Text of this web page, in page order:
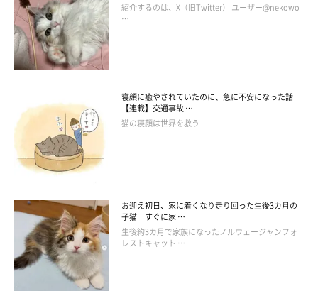
紹介するのは、X（旧Twitter） ユーザー@nekowo
…
寝顔に癒やされていたのに、急に不安になった話
【連載】交通事故 …
猫の寝顔は世界を救う
お迎え初日、家に着くなり走り回った生後3カ月の
子猫 すぐに家 …
生後約3カ月で家族になったノルウェージャンフォ
レストキャット …